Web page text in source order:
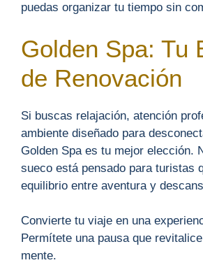
puedas organizar tu tiempo sin
Golden Spa: Tu
de Renovación
Si buscas relajación, atención
ambiente diseñado para
Golden Spa es tu mejor elección.
sueco está pensado para turistas
equilibrio entre aventura y
Convierte tu viaje en una
Permítete una pausa que
mente.